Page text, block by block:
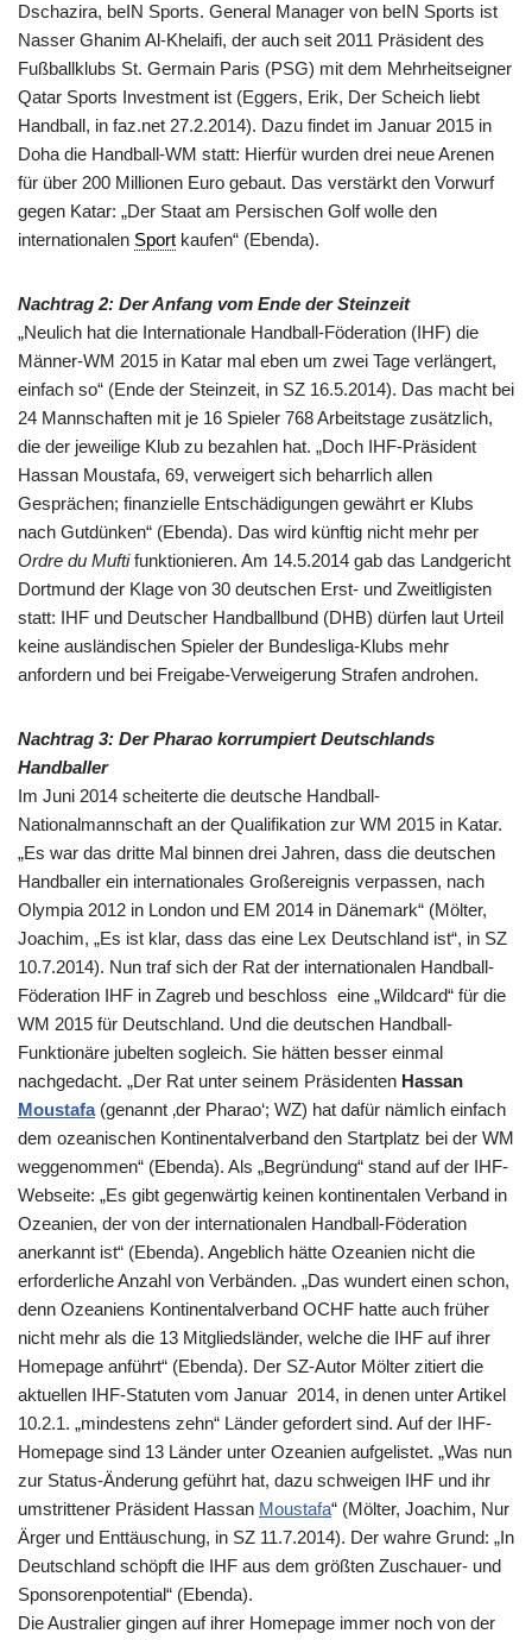
Dschazira, beIN Sports. General Manager von beIN Sports ist
Nasser Ghanim Al-Khelaifi, der auch seit 2011 Präsident des
Fußballklubs St. Germain Paris (PSG) mit dem Mehrheitseigner
Qatar Sports Investment ist (Eggers, Erik, Der Scheich liebt
Handball, in faz.net 27.2.2014). Dazu findet im Januar 2015 in
Doha die Handball-WM statt: Hierfür wurden drei neue Arenen
für über 200 Millionen Euro gebaut. Das verstärkt den Vorwurf
gegen Katar: „Der Staat am Persischen Golf wolle den
internationalen Sport kaufen“ (Ebenda).
Nachtrag 2: Der Anfang vom Ende der Steinzeit
„Neulich hat die Internationale Handball-Föderation (IHF) die
Männer-WM 2015 in Katar mal eben um zwei Tage verlängert,
einfach so“ (Ende der Steinzeit, in SZ 16.5.2014). Das macht bei
24 Mannschaften mit je 16 Spieler 768 Arbeitstage zusätzlich,
die der jeweilige Klub zu bezahlen hat. „Doch IHF-Präsident
Hassan Moustafa, 69, verweigert sich beharrlich allen
Gesprächen; finanzielle Entschädigungen gewährt er Klubs
nach Gutdünken“ (Ebenda). Das wird künftig nicht mehr per
Ordre du Muftifunktionieren. Am 14.5.2014 gab das Landgericht
Dortmund der Klage von 30 deutschen Erst- und Zweitligisten
statt: IHF und Deutscher Handballbund (DHB) dürfen laut Urteil
keine ausländischen Spieler der Bundesliga-Klubs mehr
anfordern und bei Freigabe-Verweigerung Strafen androhen.
Nachtrag 3: Der Pharao korrumpiert Deutschlands
Handballer
Im Juni 2014 scheiterte die deutsche Handball-
Nationalmannschaft an der Qualifikation zur WM 2015 in Katar.
„Es war das dritte Mal binnen drei Jahren, dass die deutschen
Handballer ein internationales Großereignis verpassen, nach
Olympia 2012 in London und EM 2014 in Dänemark“ (Mölter,
Joachim, „Es ist klar, dass das eine Lex Deutschland ist“, in SZ
10.7.2014). Nun traf sich der Rat der internationalen Handball-
Föderation IHF in Zagreb und beschloss eine „Wildcard“ für die
WM 2015 für Deutschland. Und die deutschen Handball-
Funktionäre jubelten sogleich. Sie hätten besser einmal
nachgedacht. „Der Rat unter seinem Präsidenten Hassan
Moustafa(genannt ‚der Pharao‘; WZ) hat dafür nämlich einfach
dem ozeanischen Kontinentalverband den Startplatz bei der WM
weggenommen“ (Ebenda). Als „Begründung“ stand auf der IHF-
Webseite: „Es gibt gegenwärtig keinen kontinentalen Verband in
Ozeanien, der von der internationalen Handball-Föderation
anerkannt ist“ (Ebenda). Angeblich hätte Ozeanien nicht die
erforderliche Anzahl von Verbänden. „Das wundert einen schon,
denn Ozeaniens Kontinentalverband OCHF hatte auch früher
nicht mehr als die 13 Mitgliedsländer, welche die IHF auf ihrer
Homepage anführt“ (Ebenda). Der SZ-Autor Mölter zitiert die
aktuellen IHF-Statuten vom Januar 2014, in denen unter Artikel
10.2.1. „mindestens zehn“ Länder gefordert sind. Auf der IHF-
Homepage sind 13 Länder unter Ozeanien aufgelistet. „Was nun
zur Status-Änderung geführt hat, dazu schweigen IHF und ihr
umstrittener Präsident Hassan Moustafa“ (Mölter, Joachim, Nur
Ärger und Enttäuschung, in SZ 11.7.2014). Der wahre Grund: „In
Deutschland schöpft die IHF aus dem größten Zuschauer- und
Sponsorenpotential“ (Ebenda).
Die Australier gingen auf ihrer Homepage immer noch von der